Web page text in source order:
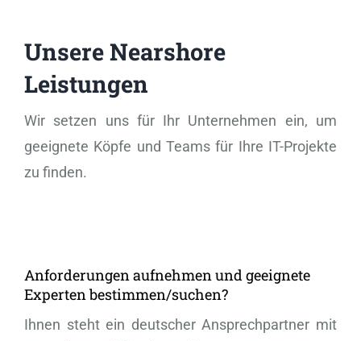
UnsereNearshore
Leistungen
Wir setzen uns für Ihr Unternehmen ein, um
geeignete Köpfe und Teams für Ihre IT-Projekte
zu finden.
Anforderungen aufnehmen und geeignete
Experten bestimmen/suchen?
Ihnen steht ein deutscher Ansprechpartner mit